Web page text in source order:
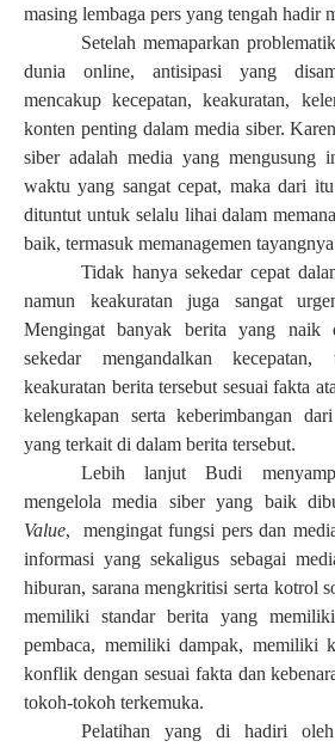
masing lembaga pers yang tengah hadir
Setelah memaparkan
dunia online, antisipasi yang
mencakup kecepatan, keakuratan,
konten penting dalam media siber.
siber adalah media yang mengusung
waktu yang sangat cepat, maka dari
dituntut untuk selalu lihai dalam
baik, termasuk memanagemen
Tidak hanya sekedar cepat
namun keakuratan juga sangat
Mengingat banyak berita yang naik
sekedar mengandalkan kecepatan,
keakuratan berita tersebut sesuai fakta
kelengkapan serta keberimbangan
yang terkait di dalam berita tersebut.
Lebih lanjut Budi
mengelola media siber yang baik
Value,
mengingat fungsi pers dan
informasi yang sekaligus sebagai
hiburan, sarana mengkritisi serta kotrol
memiliki standar berita yang
pembaca, memiliki dampak, memiliki
konflik dengan sesuai fakta dan
tokoh-tokoh terkemuka.
Pelatihan yang di hadiri